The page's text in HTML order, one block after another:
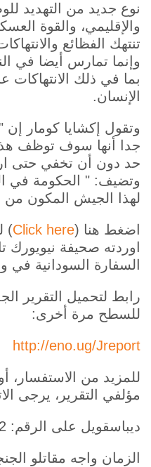
نوع جديد من التهديد
والإقليمي، والقوة
تنتهك الفظائع
وإنما تمارس أيضا في
بما في ذلك
الإنسان.
وتقول إكشايا كومار إن
جدا أنها سوف توظف
حد دون أن تخفي حتى
وتضيف: " الحكومة في
لهذا الجيش المكون
اضغط هنا (Click here
)
اوردته صحيفة نيويورك
السفارة السودانية
رابط لتحميل التقرير
للسطح مرة أخرى:
http://eno.ug/Jreport
للمزيد من الاستفسار،
مؤلفي التقرير، يرجى
ديباسقويل على الرقم: 202-716-1953
الزمان واجه مقاتلو